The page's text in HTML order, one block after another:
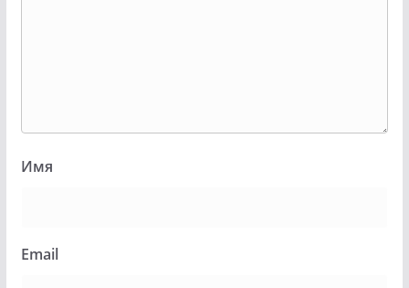
Имя
Email